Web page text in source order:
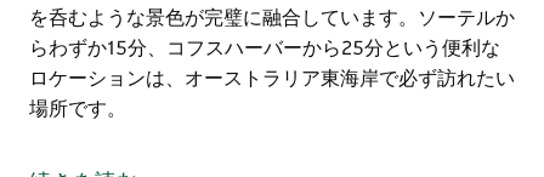
を呑むような景色が完璧に融合しています。ソーテルか
らわずか15分、コフスハーバーから25分という便利な
ロケーションは、オーストラリア東海岸で必ず訪れたい
場所です。
立公園を一望するスリー・ブルー・ダックス・ベリンジ